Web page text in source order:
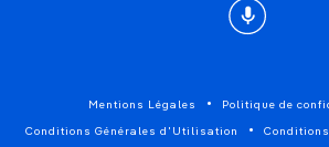
Podcast
Mentions Légales Politique de
Conditions Générales d'Utilisation